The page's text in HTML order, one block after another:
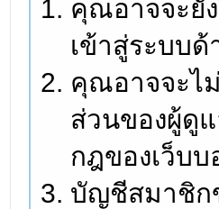
คุณอาจจะยั
เข้าสู่ระบบ
คุณอาจจะไ
ส่วนของผู้ดู
กฎของเว็บ
บัญชีสมาชิก